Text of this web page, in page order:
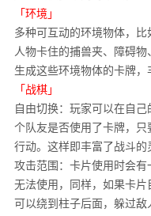
「环境」
多种可互动的环境物体，
人物卡住的捕兽夹、障碍
生成这些环境物体的卡牌，
「战棋」
自由切换：玩家可以在自
个队友是否使用了卡牌，
行动。这样即丰富了战斗的
攻击范围：卡片使用时会
无法使用，同样，如果卡
可以绕到柱子后面，躲过敌